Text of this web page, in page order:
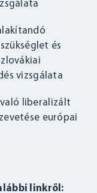
és
vizsgálata
liberalizált
európai
linkről: